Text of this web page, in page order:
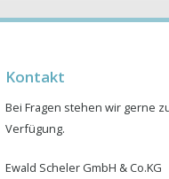
Kontakt
Bei Fragen stehen wir gerne
Verfügung.
Ewald Scheler GmbH & Co.KG